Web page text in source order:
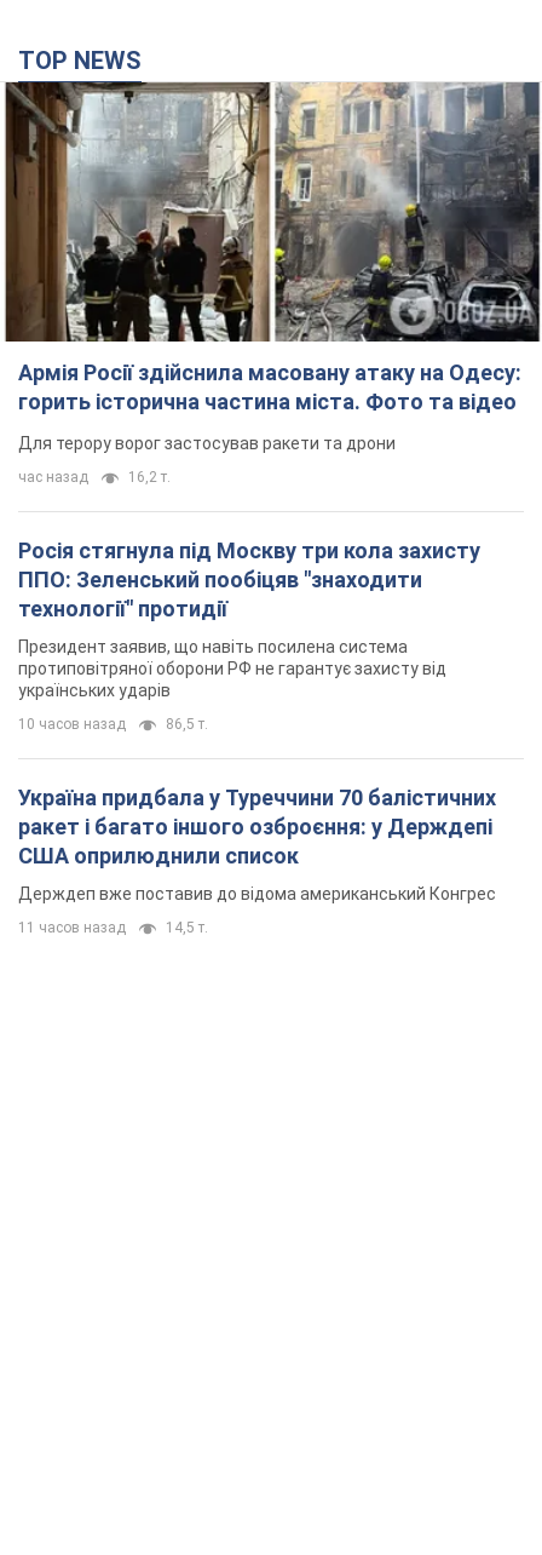
TOP NEWS
Армія Росії здійснила масовану атаку на Одесу:
горить історична частина міста. Фото та відео
Для терору ворог застосував ракети та дрони
час назад 16,2 т.
Росія стягнула під Москву три кола захисту
ППО: Зеленський пообіцяв "знаходити
технології" протидії
Президент заявив, що навіть посилена система
протиповітряної оборони РФ не гарантує захисту від
українських ударів
10 часов назад 86,5 т.
Україна придбала у Туреччини 70 балістичних
ракет і багато іншого озброєння: у Держдепі
США оприлюднили список
Держдеп вже поставив до відома американський Конгрес
11 часов назад 14,5 т.